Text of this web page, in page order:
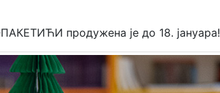
продужена је до 18. јануара!